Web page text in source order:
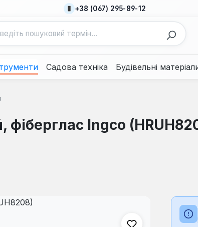
+38 (067) 295-89-12
Садова техніка Будівельні
Ingco